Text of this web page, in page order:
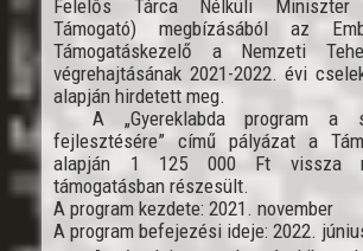
Felelős Tárca Nélküli Miniszter
Támogató) megbízásából az
Támogatáskezelő a Nemzeti
végrehajtásának 2021-2022. évi
alapján hirdetett meg.
A „Gyereklabda program a
fejlesztésére” című pályázat a
alapján 1 125 000 Ft vissza
támogatásban részesült.
A program kezdete: 2021. november
A program befejezési ideje: 2022.